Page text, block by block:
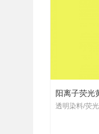
阳离子荧光
透明染料/荧